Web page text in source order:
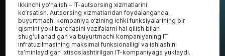
Ikkinchi yo‘nalish – IT-autsorsing xizmatlarini
ko‘rsatish. Autsorsing xizmatlaridan foydalanganda,
buyurtmachi kompaniya o‘zining ichki funksiyalarining bir
qismini yoki barchasini vazifalarni hal qilish bilan
shug‘ullanadigan va buyurtmachi kompaniyaning IT
infratuzilmasining maksimal funksionalligi va ishlashini
ta’minlaydigan ixtisoslashtirilgan IT-kompaniyaga yuklaydi.